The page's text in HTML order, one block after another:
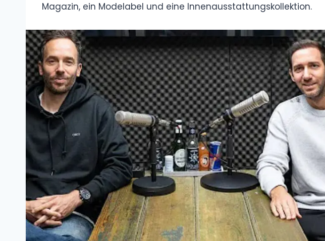
Magazin, ein Modelabel und eine Innenausstattungskollektion.